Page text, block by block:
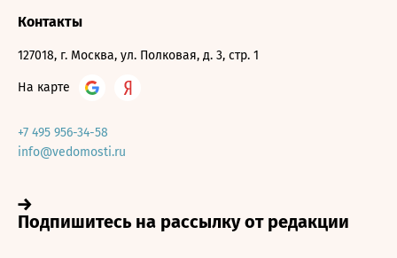
Контакты
127018, г. Москва, ул. Полковая, д. 3, стр. 1
На карте
+7 495 956-34-58
info@vedomosti.ru